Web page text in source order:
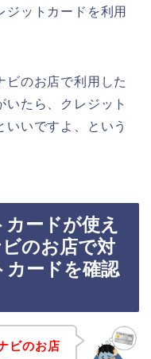
ジットカードを利用
ビのお店で利用した
いたら、クレジット
いいですよ、という
ードが使え
のお店で対
カードを確認
ビのお店